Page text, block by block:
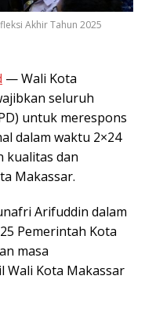
Akhir Tahun 2025
— Wali Kota
seluruh
untuk merespons
dalam waktu 2×24
kualitas dan
Makassar.
Arifuddin dalam
Pemerintah Kota
masa
Wali Kota Makassar